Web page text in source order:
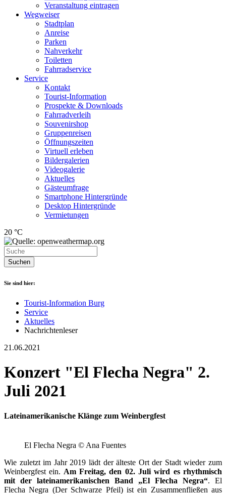
Veranstaltung eintragen
Wegweiser
Stadtplan
Anreise
Parken
Nahverkehr
Toiletten
Fahrradservice
Service
Kontakt
Tourist-Information
Prospekte & Downloads
Fahrradverleih
Souvenirshop
Gruppenreisen
Öffnungszeiten
Virtuell erleben
Bildergalerien
Videogalerie
Aktuelles
Gästeumfrage
Smartphone Hintergründe
Desktop Hintergründe
Vermietungen
20 °C
Suchen
Sie sind hier:
Tourist-Information Burg
Service
Aktuelles
Nachrichtenleser
21.06.2021
Konzert "El Flecha Negra" 2.
Juli 2021
Lateinamerikanische Klänge zum Weinbergfest
El Flecha Negra © Ana Fuentes
Wie zuletzt im Jahr 2019 lädt der älteste Ort der Stadt wieder zum
Weinbergfest ein. Am Freitag, den 02. Juli wird es rhythmisch
mit der lateinamerikanischen Band „El Flecha Negra“. El
Flecha Negra (Der Schwarze Pfeil) ist ein Zusammenfließen aus